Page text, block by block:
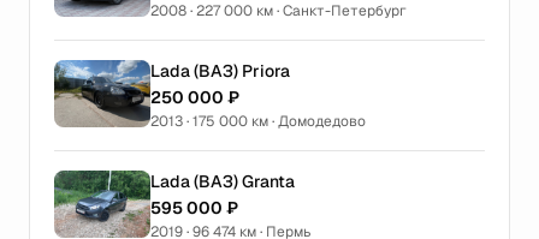
2008 · 227 000 км · Санкт-Петербург
Lada (ВАЗ) Priora
250 000 ₽
2013 · 175 000 км · Домодедово
Lada (ВАЗ) Granta
595 000 ₽
2019 · 96 474 км · Пермь